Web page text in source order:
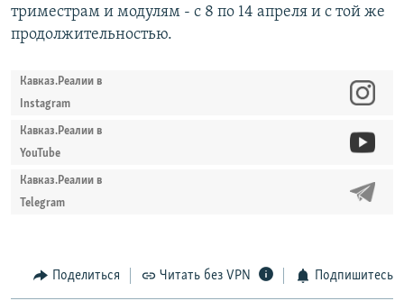
триместрам и модулям - с 8 по 14 апреля и с той же
продолжительностью.
Кавказ.Реалии в
Instagram
Кавказ.Реалии в
YouTube
Кавказ.Реалии в
Telegram
Поделиться Читать без VPN Подпишитесь